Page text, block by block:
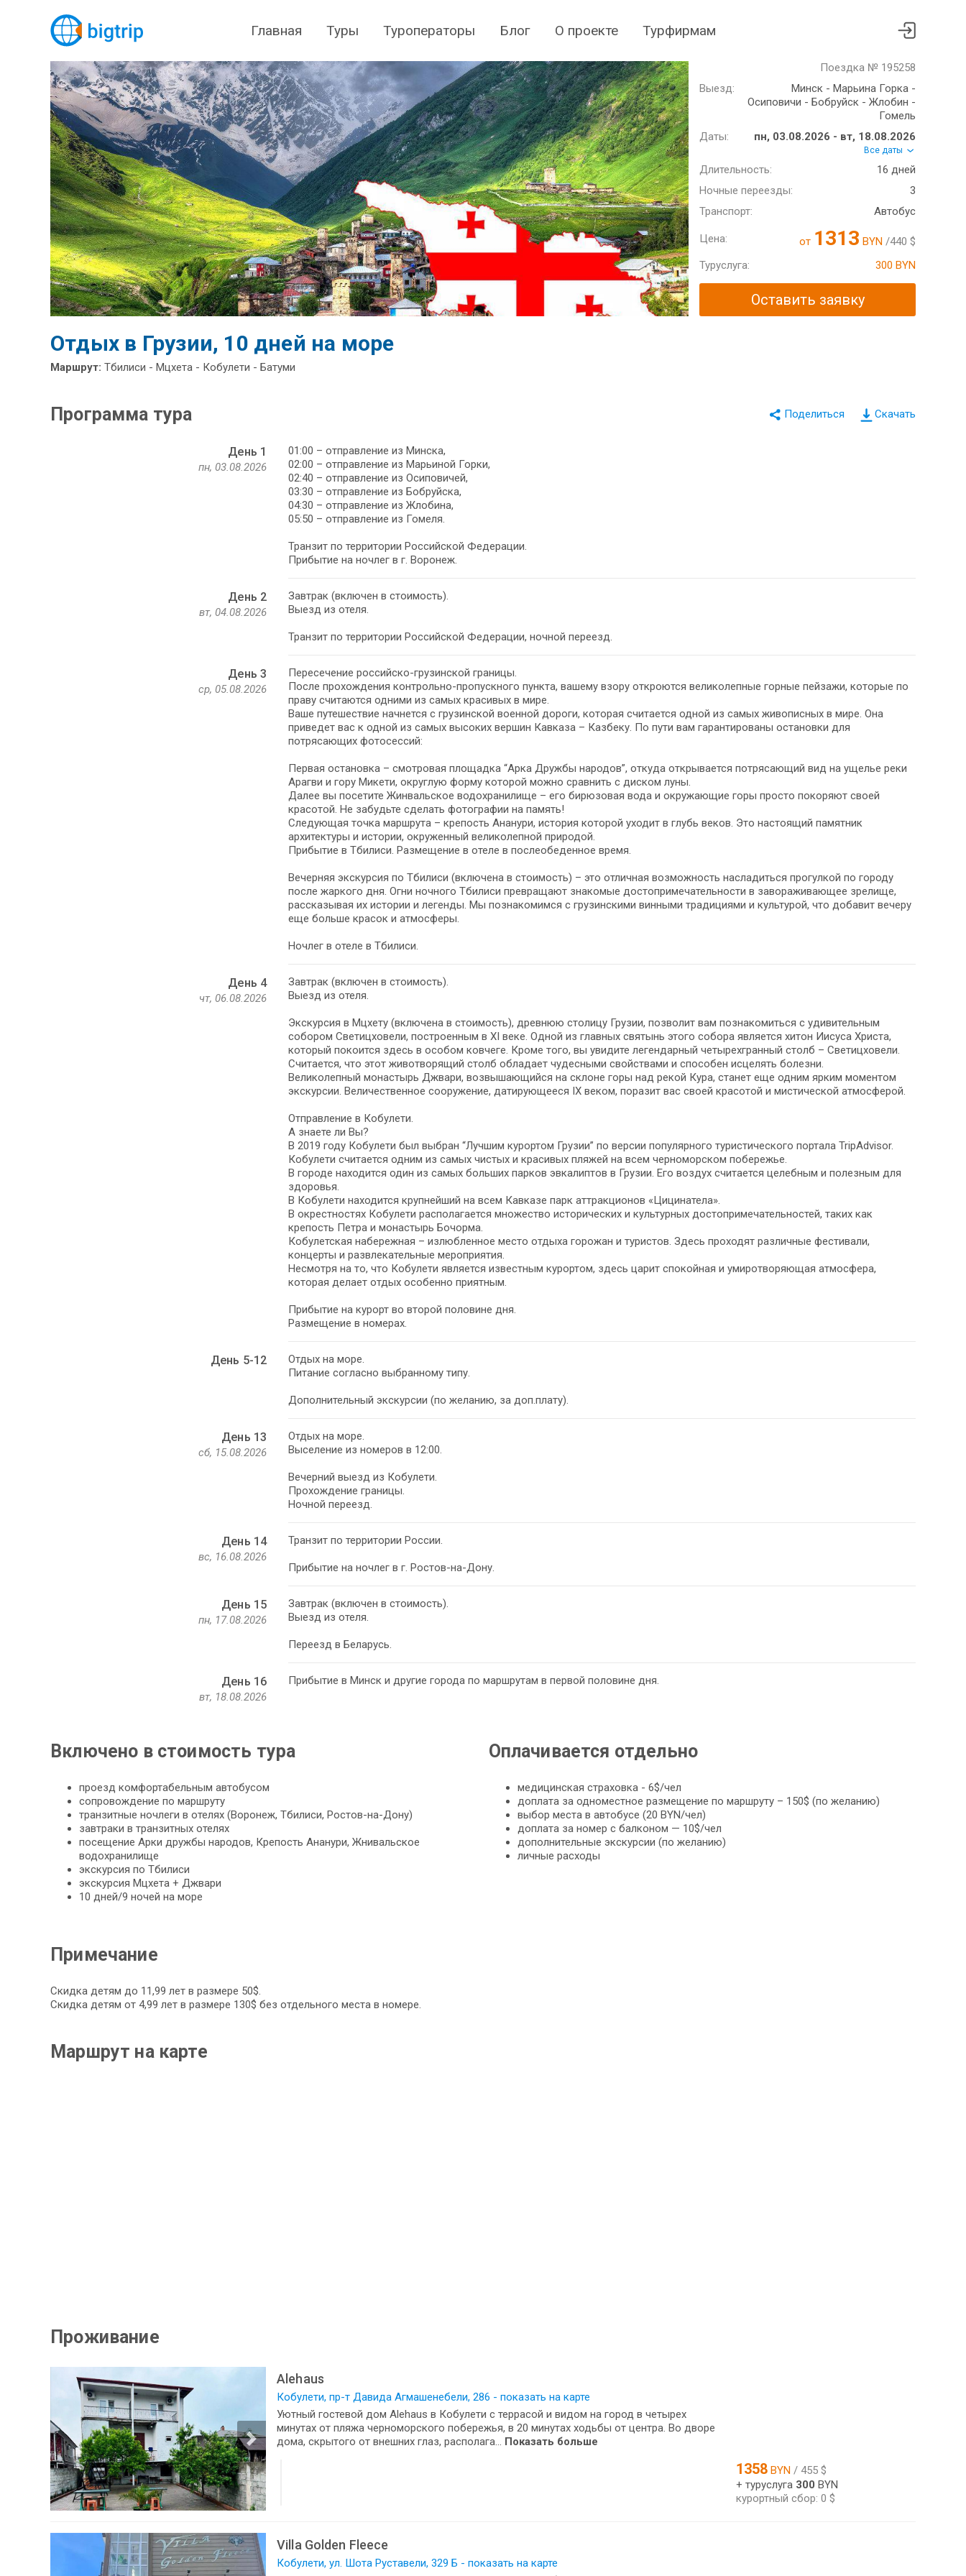
Главная Туры Туроператоры Блог О проекте Турфирмам
Поездка № 195258
Выезд:
Минск - Марьина Горка -
Осиповичи - Бобруйск - Жлобин -
Гомель
Даты:
пн, 03.08.2026 - вт, 18.08.2026
Все даты
Длительность:
16 дней
Ночные переезды:
3
Транспорт:
Автобус
Цена: от 1313 BYN /440 $
Туруслуга:
300 BYN
Оставить заявку
Отдых в Грузии, 10 дней на море
Маршрут: Тбилиси - Мцхета - Кобулети - Батуми
Скачать
Программа тура
День 1
пн, 03.08.2026
01:00 – отправление из Минска,
02:00 – отправление из Марьиной Горки,
02:40 – отправление из Осиповичей,
03:30 – отправление из Бобруйска,
04:30 – отправление из Жлобина,
05:50 – отправление из Гомеля.
Транзит по территории Российской Федерации.
Прибытие на ночлег в г. Воронеж.
День 2
вт, 04.08.2026
Завтрак (включен в стоимость).
Выезд из отеля.
Транзит по территории Российской Федерации, ночной переезд.
День 3
ср, 05.08.2026
Пересечение российско-грузинской границы.
После прохождения контрольно-пропускного пункта, вашему взору откроются великолепные горные пейзажи, которые по
праву считаются одними из самых красивых в мире.
Ваше путешествие начнется с грузинской военной дороги, которая считается одной из самых живописных в мире. Она
приведет вас к одной из самых высоких вершин Кавказа – Казбеку. По пути вам гарантированы остановки для
потрясающих фотосессий:
Первая остановка – смотровая площадка “Арка Дружбы народов”, откуда открывается потрясающий вид на ущелье реки
Арагви и гору Микети, округлую форму которой можно сравнить с диском луны.
Далее вы посетите Жинвальское водохранилище – его бирюзовая вода и окружающие горы просто покоряют своей
красотой. Не забудьте сделать фотографии на память!
Следующая точка маршрута – крепость Ананури, история которой уходит в глубь веков. Это настоящий памятник
архитектуры и истории, окруженный великолепной природой.
Прибытие в Тбилиси. Размещение в отеле в послеобеденное время.
Вечерняя экскурсия по Тбилиси (включена в стоимость) – это отличная возможность насладиться прогулкой по городу
после жаркого дня. Огни ночного Тбилиси превращают знакомые достопримечательности в завораживающее зрелище,
рассказывая их истории и легенды. Мы познакомимся с грузинскими винными традициями и культурой, что добавит вечеру
еще больше красок и атмосферы.
Ночлег в отеле в Тбилиси.
День 4
чт, 06.08.2026
Завтрак (включен в стоимость).
Выезд из отеля.
Экскурсия в Мцхету (включена в стоимость), древнюю столицу Грузии, позволит вам познакомиться с удивительным
собором Светицховели, построенным в XI веке. Одной из главных святынь этого собора является хитон Иисуса Христа,
который покоится здесь в особом ковчеге. Кроме того, вы увидите легендарный четырехгранный столб – Светицховели.
Считается, что этот животворящий столб обладает чудесными свойствами и способен исцелять болезни.
Великолепный монастырь Джвари, возвышающийся на склоне горы над рекой Кура, станет еще одним ярким моментом
экскурсии. Величественное сооружение, датирующееся IX веком, поразит вас своей красотой и мистической атмосферой.
Отправление в Кобулети.
А знаете ли Вы?
В 2019 году Кобулети был выбран “Лучшим курортом Грузии” по версии популярного туристического портала TripAdvisor.
Кобулети считается одним из самых чистых и красивых пляжей на всем черноморском побережье.
В городе находится один из самых больших парков эвкалиптов в Грузии. Его воздух считается целебным и полезным для
здоровья.
В Кобулети находится крупнейший на всем Кавказе парк аттракционов «Цицинатела».
В окрестностях Кобулети располагается множество исторических и культурных достопримечательностей, таких как
крепость Петра и монастырь Бочорма.
Кобулетская набережная – излюбленное место отдыха горожан и туристов. Здесь проходят различные фестивали,
концерты и развлекательные мероприятия.
Несмотря на то, что Кобулети является известным курортом, здесь царит спокойная и умиротворяющая атмосфера,
которая делает отдых особенно приятным.
Прибытие на курорт во второй половине дня.
Размещение в номерах.
День 5-12
Отдых на море.
Питание согласно выбранному типу.
Дополнительный экскурсии (по желанию, за доп.плату).
День 13
сб, 15.08.2026
Отдых на море.
Выселение из номеров в 12:00.
Вечерний выезд из Кобулети.
Прохождение границы.
Ночной переезд.
День 14
вс, 16.08.2026
Транзит по территории России.
Прибытие на ночлег в г. Ростов-на-Дону.
День 15
пн, 17.08.2026
Завтрак (включен в стоимость).
Выезд из отеля.
Переезд в Беларусь.
День 16
вт, 18.08.2026
Прибытие в Минск и другие города по маршрутам в первой половине дня.
Включено в стоимость тура
проезд комфортабельным автобусом
сопровождение по маршруту
транзитные ночлеги в отелях (Воронеж, Тбилиси, Ростов-на-Дону)
завтраки в транзитных отелях
посещение Арки дружбы народов, Крепость Ананури, Жнивальское
водохранилище
экскурсия по Тбилиси
экскурсия Мцхета + Джвари
10 дней/9 ночей на море
Оплачивается отдельно
медицинская страховка - 6$/чел
доплата за одноместное размещение по маршруту – 150$ (по желанию)
выбор места в автобусе (20 BYN/чел)
доплата за номер с балконом — 10$/чел
дополнительные экскурсии (по желанию)
личные расходы
Примечание
Скидка детям до 11,99 лет в размере 50$.
Скидка детям от 4,99 лет в размере 130$ без отдельного места в номере.
Маршрут на карте
Проживание
Alehaus
Кобулети, пр-т Давида Агмашенебели, 286 - показать на карте
Уютный гостевой дом Alehaus в Кобулети с террасой и видом на город в четырех
минутах от пляжа черноморского побережья, в 20 минутах ходьбы от центра. Во дворе
дома, скрытого от внешних глаз, располага... Показать больше
1358 BYN / 455 $
+ туруслуга 300 BYN
курортный сбор: 0 $
Villa Golden Fleece
Кобулети, ул. Шота Руставели, 329 Б - показать на карте